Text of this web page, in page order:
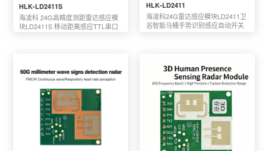
HLK-LD2411S
海凌科 24G高精度测距雷达感应模
块LD2411S 移动距离感应TTL串口
HLK-LD2411
海凌科24G雷达感应模块LD2411卫
浴智能马桶手势识别感应自动开关